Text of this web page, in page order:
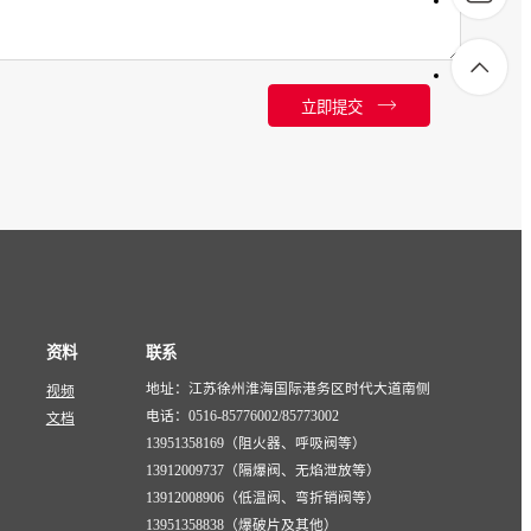
立即提交
资料
视频
文档
联系
地址：江苏徐州淮海国际港务区时代大道南侧
电话：0516-85776002/85773002
13951358169（阻火器、呼吸阀等）
13912009737（隔爆阀、无焰泄放等）
13912008906（低温阀、弯折销阀等）
13951358838（爆破片及其他）